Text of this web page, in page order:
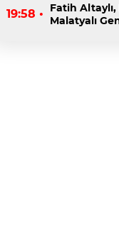
19:58 •
Fatih
Malatyalı